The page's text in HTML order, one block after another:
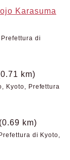
Karasuma
di
km)
Kyoto, Prefettura
(0.69 km)
di Kyoto,